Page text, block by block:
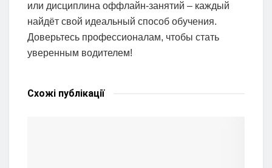
или дисциплина оффлайн-занятий – каждый
найдёт свой идеальный способ обучения.
Доверьтесь профессионалам, чтобы стать
уверенным водителем!
Схожі публікації